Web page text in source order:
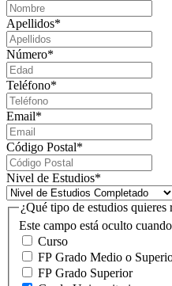
Apellidos*
Número*
Teléfono*
Email*
Código Postal*
Nivel de Estudios*
Este campo está oculto
¿Qué tipo de estudios quieres
Curso
FP Grado Medio o
FP Grado Superior